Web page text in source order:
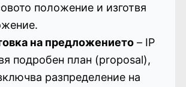
положение и изготвя
на предложението– IP
подробен план (proposal),
разпределение на